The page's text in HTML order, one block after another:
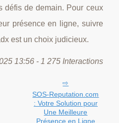
défis de demain. Pour ceux
présence en ligne, suivre
est un choix judicieux.
13:56 - 1 275 Interactions
SOS-Reputation.com
: Votre Solution pour
Une Meilleure
Présence en Ligne